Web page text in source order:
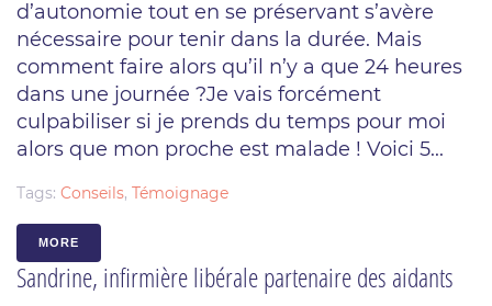
d’autonomie tout en se préservant s’avère
nécessaire pour tenir dans la durée. Mais
comment faire alors qu’il n’y a que 24 heures
dans une journée ?Je vais forcément
culpabiliser si je prends du temps pour moi
alors que mon proche est malade ! Voici 5...
Tags: Conseils, Témoignage
MORE
Sandrine, infirmière libérale partenaire des aidants